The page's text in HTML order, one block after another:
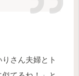
さん夫婦とト